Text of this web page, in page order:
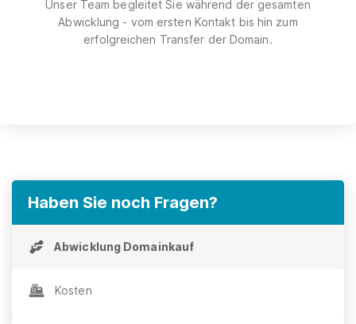
Unser Team begleitet Sie während der gesamten
Abwicklung - vom ersten Kontakt bis hin zum
erfolgreichen Transfer der Domain.
Haben Sie noch Fragen?
Abwicklung Domainkauf
Kosten